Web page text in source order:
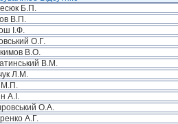
Б.П.
В.П.
І.Ф.
О.Г.
В.О.
В.М.
Л.М.
М.П.
А.І.
О.А.
А.Г.